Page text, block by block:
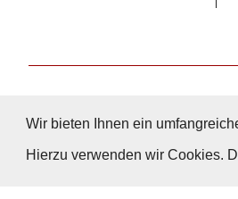
Wir bieten Ihnen ein
Hierzu verwenden wir Cookies.